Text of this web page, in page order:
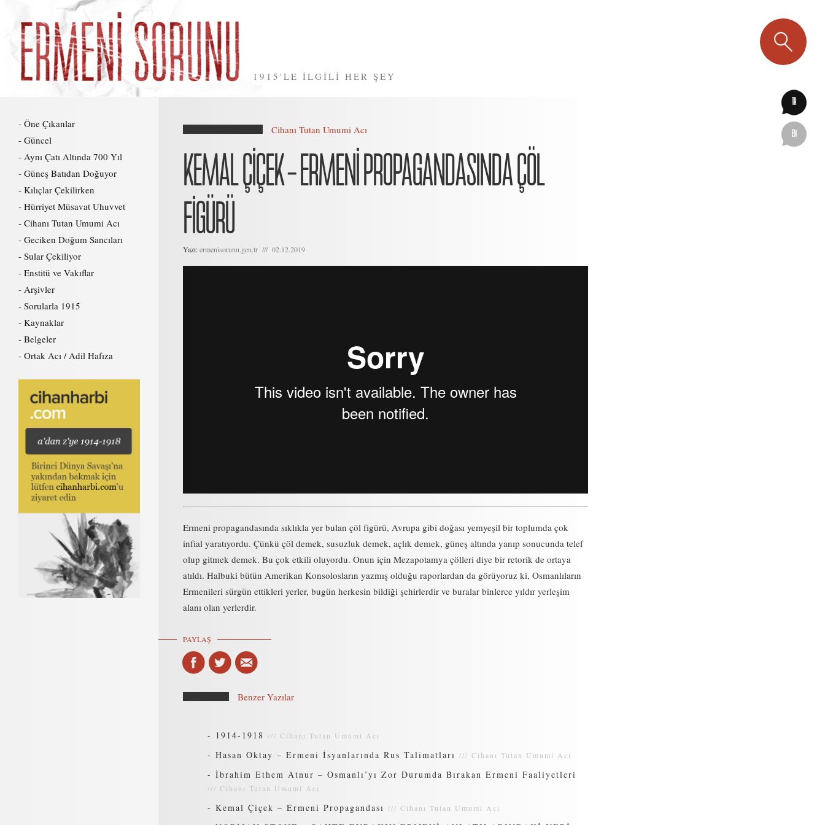
1915'LE İLGİLİ HER ŞEY
TR
EN
Öne Çıkanlar
Güncel
Aynı Çatı Altında 700 Yıl
Güneş Batıdan Doğuyor
Kılıçlar Çekilirken
Hürriyet Müsavat Uhuvvet
Cihanı Tutan Umumi Acı
Geciken Doğum Sancıları
Sular Çekiliyor
Enstitü ve Vakıflar
Arşivler
Sorularla 1915
Kaynaklar
Belgeler
Ortak Acı / Adil Hafıza
Cihanı Tutan Umumi Acı
KEMAL ÇİÇEK – ERMENİ PROPAGANDASINDA ÇÖL
FİGÜRÜ
Yazı:ermenisorunu.gen.tr /// 02.12.2019
Ermeni propagandasında sıklıkla yer bulan çöl figürü, Avrupa gibi doğası yemyeşil bir toplumda çok
infial yaratıyordu. Çünkü çöl demek, susuzluk demek, açlık demek, güneş altında yanıp sonucunda telef
olup gitmek demek. Bu çok etkili oluyordu. Onun için Mezapotamya çölleri diye bir retorik de ortaya
atıldı. Halbuki bütün Amerikan Konsolosların yazmış olduğu raporlardan da görüyoruz ki, Osmanlıların
Ermenileri sürgün ettikleri yerler, bugün herkesin bildiği şehirlerdir ve buralar binlerce yıldır yerleşim
alanı olan yerlerdir.
PAYLAŞ
Benzer Yazılar
- 1914-1918 /// Cihanı Tutan Umumi Acı
- Hasan Oktay – Ermeni İsyanlarında Rus Talimatları /// Cihanı Tutan Umumi Acı
- İbrahim Ethem Atnur – Osmanlı’yı Zor Durumda Bırakan Ermeni Faaliyetleri
/// Cihanı Tutan Umumi Acı
- Kemal Çiçek – Ermeni Propagandası /// Cihanı Tutan Umumi Acı